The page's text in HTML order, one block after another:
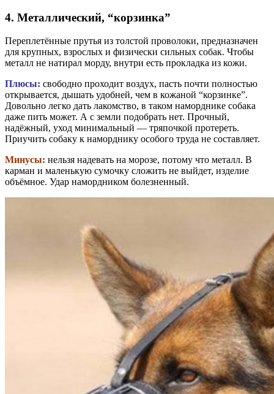
4. Металлический, “корзинка”
Переплетённые прутья из толстой проволоки, предназначен
для крупных, взрослых и физически сильных собак. Чтобы
металл не натирал морду, внутри есть прокладка из кожи.
Плюсы: свободно проходит воздух, пасть почти полностью
открывается, дышать удобней, чем в кожаной “корзинке”.
Довольно легко дать лакомство, в таком наморднике собака
даже пить может. А с земли подобрать нет. Прочный,
надёжный, уход минимальный — тряпочкой протереть.
Приучить собаку к наморднику особого труда не составляет.
Минусы: нельзя надевать на морозе, потому что металл. В
карман и маленькую сумочку сложить не выйдет, изделие
объёмное. Удар намордником болезненный.